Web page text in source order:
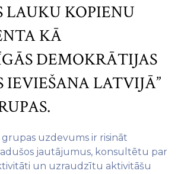
LAUKU KOPIENU
KĀ
DEMOKRĀTIJAS
IEVIEŠANA LATVIJĀ”
uzdevums ir risināt
jautājumus, konsultētu par
un uzraudzītu aktivitāšu